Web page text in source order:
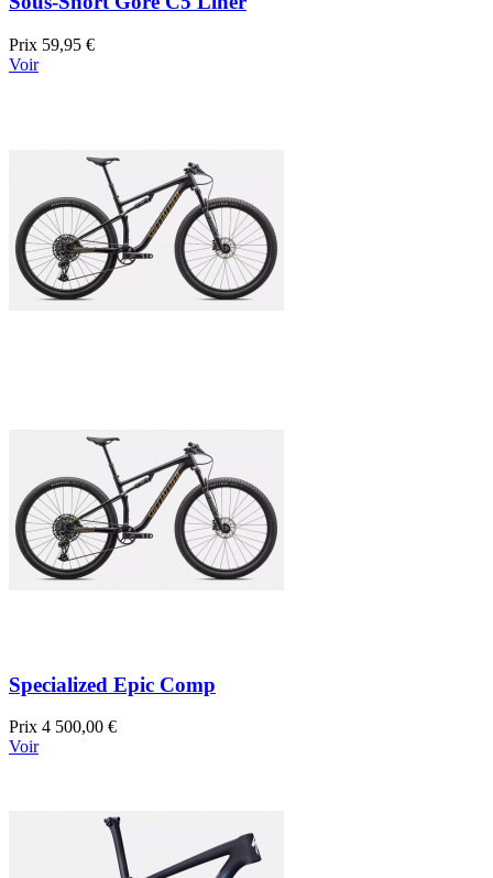
Prix 59,95 €
Voir
Specialized Epic Comp
Prix 4 500,00 €
Voir